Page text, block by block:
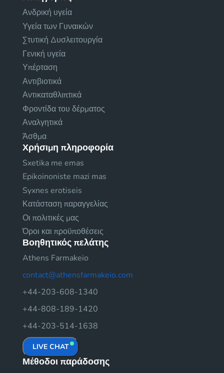
Ανδρική υγεία
Υγεία των Γυναικών
Στυτική Δυσλειτουργία
Γενική υγεία
Υπέρταση
Αντιβιοτικά
Αντικαταθλιπτικά
Φροντίδα του δέρματος
Αναλγητικά
Άσθμα
Χρήσιμη πληροφορία
Sxetika me emas
Epikoinoniste mazi mas
Syxnes erotiseis
Κατάσταση παραγγελίας
Οι πολιτικές μας
Όροι και προϋποθέσεις
Βοηθητικός πελάτης
Athens Farmakeio
contact@athensfarmakeio.com
+44-203-608-1340
+44-808-189-1420
+44-203-514-1638
LIVE CHAT
Μέθοδοι παράδοσης